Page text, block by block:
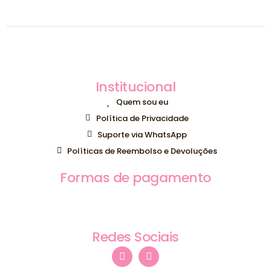
Institucional
Quem sou eu
Política de Privacidade
Suporte via WhatsApp
Políticas de Reembolso e Devoluções
Formas de pagamento
Redes Sociais